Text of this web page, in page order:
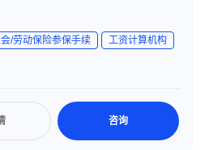
界での人事経験を活かし、企業
/劳动保险参保手续
工资计算机构
咨询